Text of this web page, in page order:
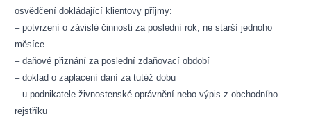
osvědčení dokládající klientovy příjmy:
– potvrzení o závislé činnosti za poslední rok, ne starší jednoho
měsíce
– daňové přiznání za poslední zdaňovací období
– doklad o zaplacení daní za tutéž dobu
– u podnikatele živnostenské oprávnění nebo výpis z obchodního
rejstříku